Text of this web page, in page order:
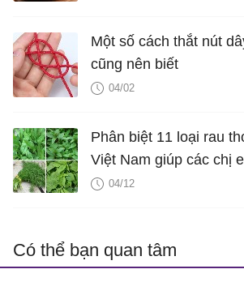
Một số cách thắt nút
cũng nên biết
04/02
Phân biệt 11 loại rau
Việt Nam giúp các chị
mang mỗi khi đi chợ
04/12
Có thể bạn quan tâm